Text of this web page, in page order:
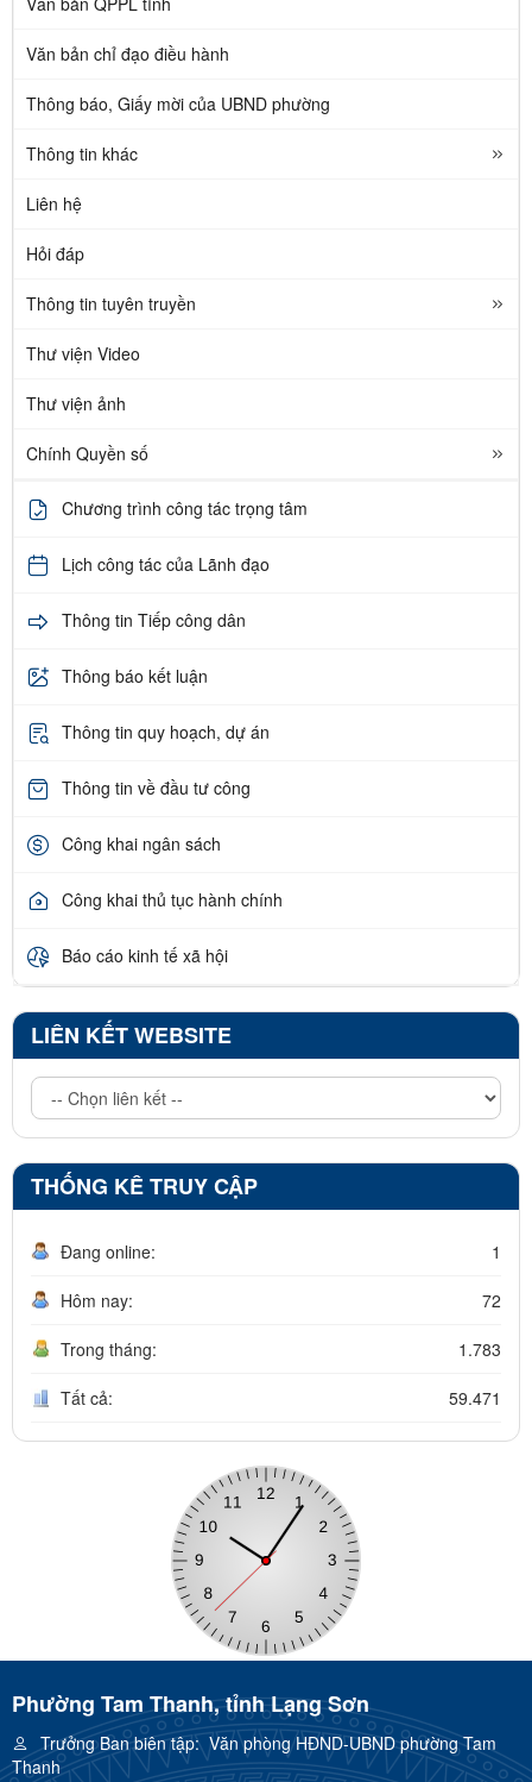
Văn bản chỉ đạo điều hành
Thông báo, Giấy mời của UBND phường
Thông tin khác
Liên hệ
Hỏi đáp
Thông tin tuyên truyền
Thư viện Video
Thư viện ảnh
Chính Quyền số
Chương trình công tác trọng tâm
Lịch công tác của Lãnh đạo
Thông tin Tiếp công dân
Thông báo kết luận
Thông tin quy hoạch, dự án
Thông tin về đầu tư công
Công khai ngân sách
Công khai thủ tục hành chính
Báo cáo kinh tế xã hội
LIÊN KẾT WEBSITE
THỐNG KÊ TRUY CẬP
Đang online: 1
Hôm nay: 72
Trong tháng: 1.783
Tất cả: 59.471
Phường Tam Thanh, tỉnh Lạng Sơn
Trưởng Ban biên tập:Văn phòng HĐND-UBND phường Tam
Thanh